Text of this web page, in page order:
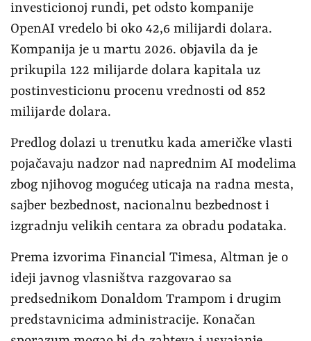
investicionoj rundi, pet odsto kompanije
OpenAI vredelo bi oko 42,6 milijardi dolara.
Kompanija je u martu 2026. objavila da je
prikupila 122 milijarde dolara kapitala uz
postinvesticionu procenu vrednosti od 852
milijarde dolara.
Predlog dolazi u trenutku kada američke vlasti
pojačavaju nadzor nad naprednim AI modelima
zbog njihovog mogućeg uticaja na radna mesta,
sajber bezbednost, nacionalnu bezbednost i
izgradnju velikih centara za obradu podataka.
Prema izvorima Financial Timesa, Altman je o
ideji javnog vlasništva razgovarao sa
predsednikom Donaldom Trampom i drugim
predstavnicima administracije. Konačan